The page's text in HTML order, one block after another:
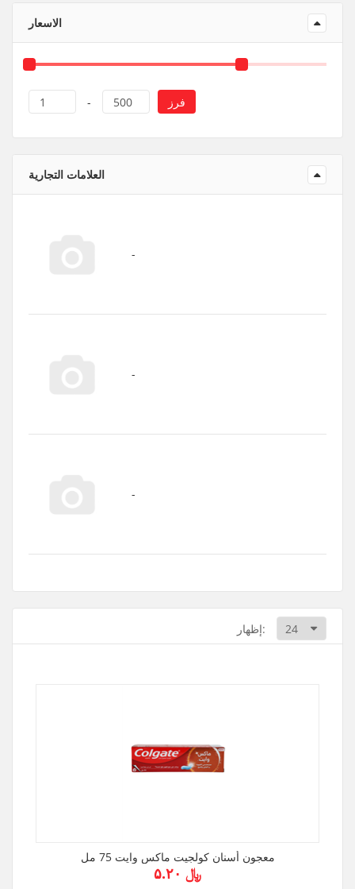
الاسعار
1 - 500 فرز
العلامات التجارية
إظهار:
معجون أسنان كولجيت ماكس وايت 75 مل
﷼ ۵.۲۰